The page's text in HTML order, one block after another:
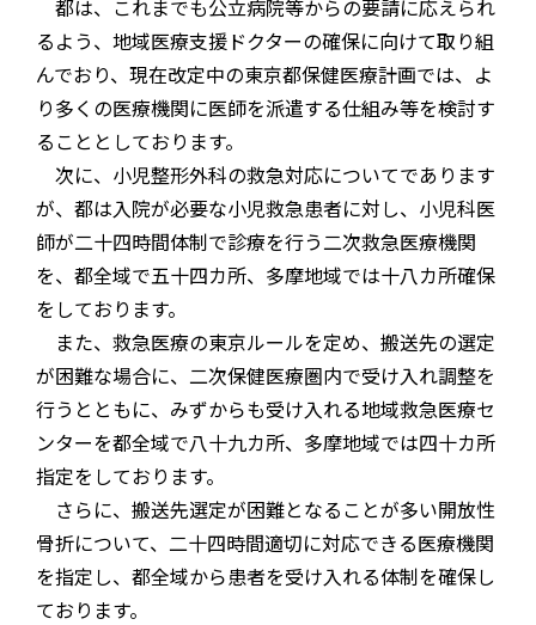
都は、これまでも公立病院等からの要請に応えられ
るよう、地域医療支援ドクターの確保に向けて取り組
んでおり、現在改定中の東京都保健医療計画では、よ
り多くの医療機関に医師を派遣する仕組み等を検討す
ることとしております。
次に、小児整形外科の救急対応についてであります
が、都は入院が必要な小児救急患者に対し、小児科医
師が二十四時間体制で診療を行う二次救急医療機関
を、都全域で五十四カ所、多摩地域では十八カ所確保
をしております。
また、救急医療の東京ルールを定め、搬送先の選定
が困難な場合に、二次保健医療圏内で受け入れ調整を
行うとともに、みずからも受け入れる地域救急医療セ
ンターを都全域で八十九カ所、多摩地域では四十カ所
指定をしております。
さらに、搬送先選定が困難となることが多い開放性
骨折について、二十四時間適切に対応できる医療機関
を指定し、都全域から患者を受け入れる体制を確保し
ております。